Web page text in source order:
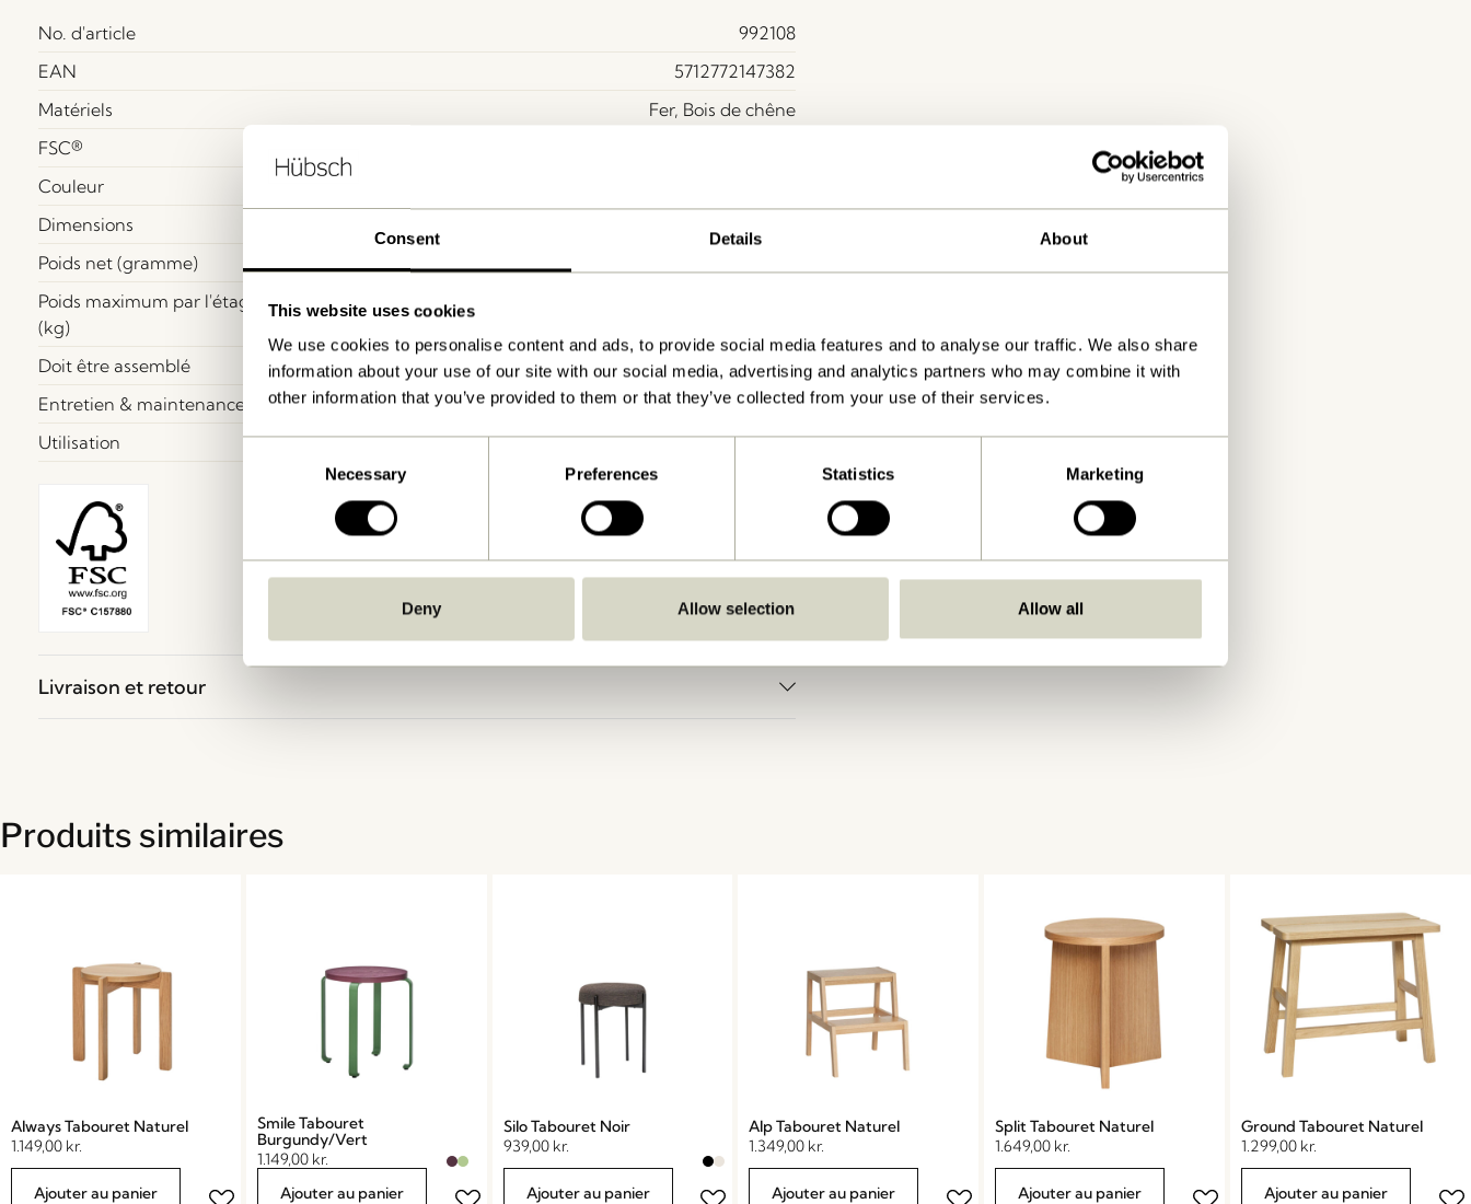
Consent Details About
This website uses cookies
We use cookies to personalise content and ads, to provide social media features and to analyse our traffic. We also share
information about your use of our site with our social media, advertising and analytics partners who may combine it with
other information that you’ve provided to them or that they’ve collected from your use of their services.
Necessary Preferences Statistics Marketing
Deny Allow selection Allow all
No. d'article
992108
EAN
5712772147382
Matériels
Fer, Bois de chêne
FSC®
Couleur
Dimensions
Poids net (gramme)
Poids maximum par l'étagère
(kg)
Doit être assemblé
Non
Entretien & maintenance
Voir les instructions
Utilisation
À l'intérieur
Livraison et retour
Produits similaires
Always Tabouret Naturel
1.149,00 kr.
Ajouter au panier
Smile Tabouret
Burgundy/Vert
1.149,00 kr.
Ajouter au panier
Silo Tabouret Noir
939,00 kr.
Ajouter au panier
Alp Tabouret Naturel
1.349,00 kr.
Ajouter au panier
Split Tabouret Naturel
1.649,00 kr.
Ajouter au panier
Ground Tabouret Naturel
1.299,00 kr.
Ajouter au panier